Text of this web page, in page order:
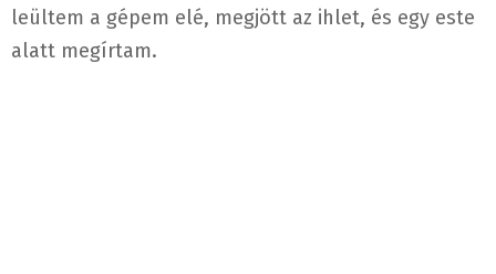
leültem a gépem elé, megjött az ihlet, és egy este
alatt megírtam.